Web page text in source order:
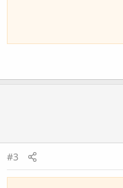
#3